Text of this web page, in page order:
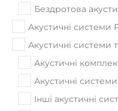
Бездротова
Акустичні системи
Акустичні системи
Акустичні
Акустичні системи
Інші акустичні